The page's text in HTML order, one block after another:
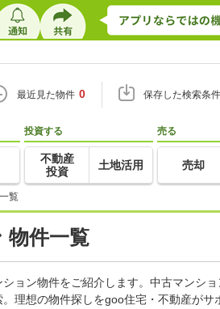
最近見た物件 0 保存した検索条件
投資する
不動産
投資
土地活用
売る
売却
覧
物件一覧
ョン物件をご紹介します。中古マンシ
理想の物件探しをgoo住宅・不動産がサ